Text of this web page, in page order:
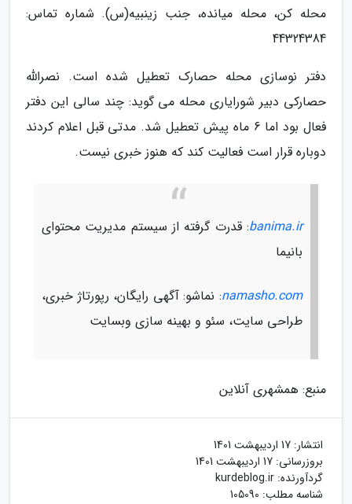
محله کن، محله میانده، جنب زینبیه(س). شماره تماس:
44324384
دفتر نوسازی محله حصارک تعطیل شده است. نصرالله
حصارکی دبیر شورایاری محله می گوید: چند سالی این دفتر
فعال بود اما 6 ماه پیش تعطیل شد. مدتی قبل اعلام کردند
دوباره قرار است فعالیت کند که هنوز خبری نیست.
banima.ir: قدرت گرفته از سیستم مدیریت محتوای
بانیما
namasho.com: نماشو: آگهی رایگان، رپورتاژ خبری،
طراحی سایت، سئو و بهینه سازی وبسایت
منبع: همشهری آنلاین
انتشار: 17 اردیبهشت 1401
بروزرسانی: 17 اردیبهشت 1401
گردآورنده: kurdeblog.ir
شناسه مطلب: 105090